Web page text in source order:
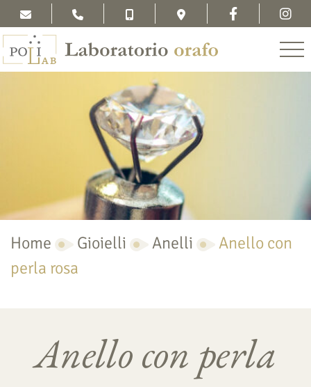
Home Gioielli Anelli
Anello con
perla rosa
Anello con perla